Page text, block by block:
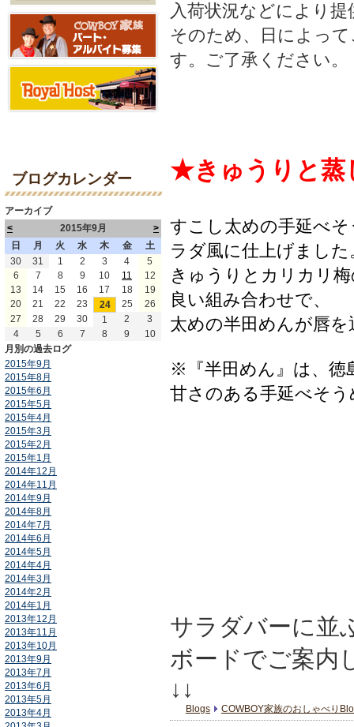
ブログカレンダー
アーカイブ
<
2015年9月
>
日
月 火 水 木 金
土
30
31 1 2 3 4
5
6
7 8 9 10 11
12
13
14 15 16 17 18
19
20
21 22 23 24 25
26
27
28 29 30 1 2
3
4
5 6 7 8 9
10
月別の過去ログ
2015年9月
2015年8月
2015年6月
2015年5月
2015年4月
2015年3月
2015年2月
2015年1月
2014年12月
2014年11月
2014年9月
2014年8月
2014年7月
2014年6月
2014年5月
2014年4月
2014年3月
2014年2月
2014年1月
2013年12月
2013年11月
2013年10月
2013年9月
2013年7月
2013年6月
2013年5月
2013年4月
入荷状況などにより
そのため、日によっ
す。ご了承ください。
★きゅうりと蒸
すこし太めの手延べ
ラダ風に仕上げました
きゅうりとカリカリ
良い組み合わせで、
太めの半田めんが唇
※『半田めん』は、徳
甘さのある手延べそ
サラダバーに並
ボードでご案内
↓↓
Blogs COWBOY家族のおしゃべり